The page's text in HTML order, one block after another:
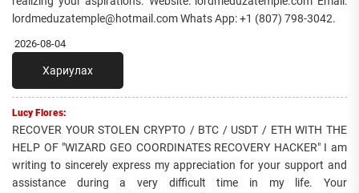
lordmeduzatemple@hotmail.com Whats App: +1 (807) 798-3042.
2026-08-04
Хариулах
Lucy Flores:
RECOVER YOUR STOLEN CRYPTO / BTC / USDT / ETH WITH THE
HELP OF "WIZARD GEO COORDINATES RECOVERY HACKER" I am
writing to sincerely express my appreciation for your support and
assistance during a very difficult time in my life. Your